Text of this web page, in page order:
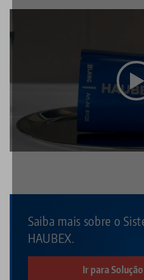
Esse vídeo está hospedado
ao vídeo, aceite os cookies
Saiba mais sobre o
HAUBEX.
Ir para